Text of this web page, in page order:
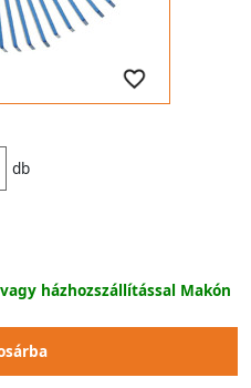
db
házhozszállítással Makón